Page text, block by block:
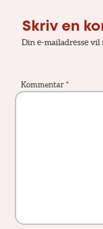
Skriv en
Din e-mailadresse vil
Kommentar *